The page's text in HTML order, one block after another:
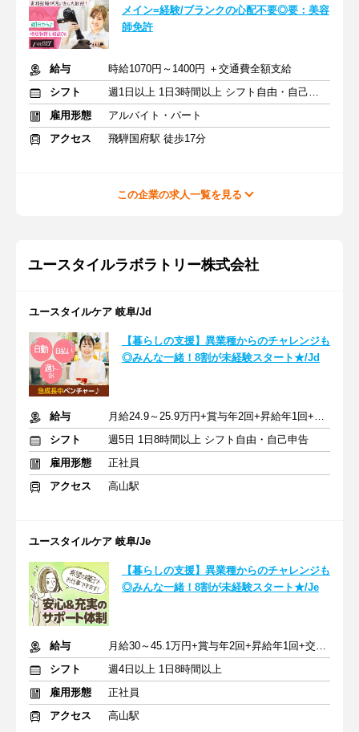
メイン=経験/ブランクの心配不要◎要：美容
師免許
給与
時給1070円～1400円 ＋交通費全額支給
シフト
週1日以上 1日3時間以上 シフト自由・自己申告
雇用形態
アルバイト・パート
アクセス
飛騨国府駅 徒歩17分
この企業の求人一覧を見る
ユースタイルラボラトリー株式会社
ユースタイルケア 岐阜/Jd
【暮らしの支援】異業種からのチャレンジも
◎みんな一緒！8割が未経験スタート★/Jd
給与
月給24.9～25.9万円+賞与年2回+昇給年1回+交通費全額
シフト
週5日 1日8時間以上 シフト自由・自己申告
雇用形態
正社員
アクセス
高山駅
ユースタイルケア 岐阜/Je
【暮らしの支援】異業種からのチャレンジも
◎みんな一緒！8割が未経験スタート★/Je
給与
月給30～45.1万円+賞与年2回+昇給年1回+交通費全額
シフト
週4日以上 1日8時間以上
雇用形態
正社員
アクセス
高山駅